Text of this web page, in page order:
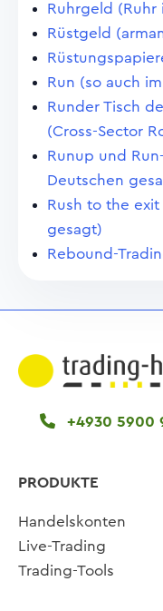
Ruhrgeld (Ruhr
Rüstgeld
Run (so auch
Runder Tisch
(Cross-Sector
Runup und
Deutschen
Rush to the
gesagt)
Rebound-
+4930 5900
PRODUKTE
Handelskonten
Live-Trading
Trading-Tools